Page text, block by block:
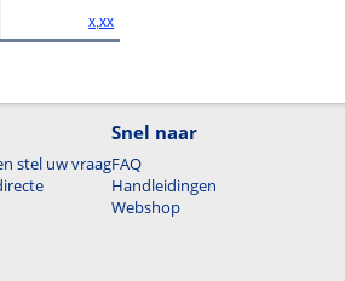
x,xx
stel uw vraag
Snel naar
FAQ
Handleidingen
Webshop